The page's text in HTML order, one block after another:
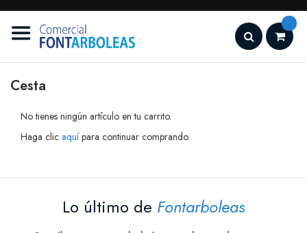
al
contenido
Search
Cesta
No tienes ningún artículo en tu carrito.
Haga clic aquípara continuar comprando.
Lo último de Fontarboleas